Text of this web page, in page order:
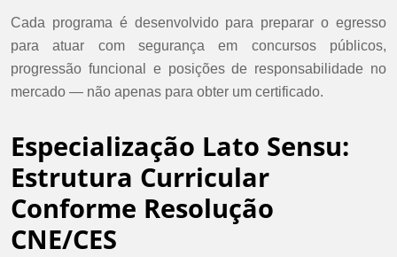
Cada programa é desenvolvido para preparar o egresso
para atuar com segurança em concursos públicos,
progressão funcional e posições de responsabilidade no
mercado — não apenas para obter um certificado.
Especialização Lato Sensu:
Estrutura Curricular
Conforme Resolução
CNE/CES